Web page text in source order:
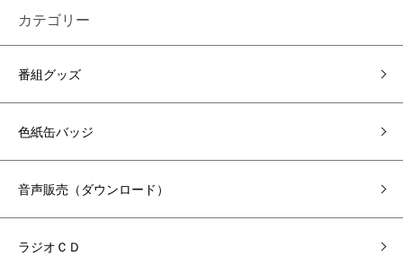
カテゴリー
番組グッズ
色紙缶バッジ
音声販売（ダウンロード）
ラジオＣＤ